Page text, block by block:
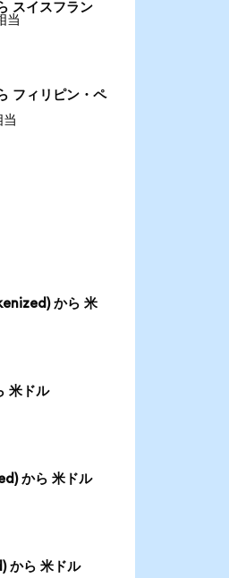
スイスフラン
当
フィリピン・ペ
から 米
米ドル
から 米ドル
から 米ドル